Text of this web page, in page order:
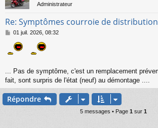
Administrateur
Re: Symptômes courroie de distribution
M
s
s
g
e
01 juil. 2026, 08:32
... Pas de symptôme, c'est un remplacement
fait, sont surpris de l'état (neuf) au démontage ....
Répondre
5 messages • Page 1 sur 1